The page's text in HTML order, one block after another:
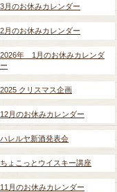
3月のお休みカレンダー
2月のお休みカレンダー
2026年 1月のお休みカレンダ
ー
2025 クリスマス企画
12月のお休みカレンダー
ハレルヤ新酒発表会
ちょこっとウイスキー講座
11月のお休みカレンダー